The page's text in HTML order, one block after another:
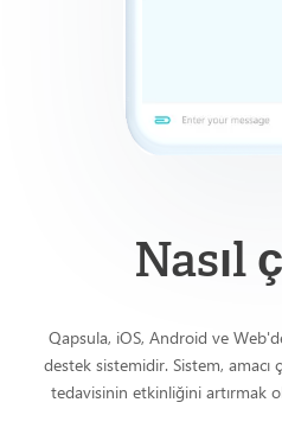
Nasıl
Qapsula, iOS, Android ve
destek sistemidir. Sistem, amacı
tedavisinin etkinliğini artırmak